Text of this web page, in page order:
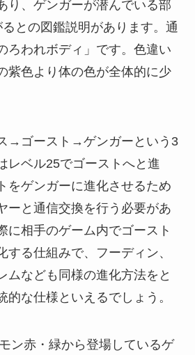
り、ゲンガーが潜んでいる部
との図鑑説明があります。通
ろわれボディ」です。色違い
紫色より体の色が全体的に少
→ゴースト→ゲンガーという3
レベル25でゴーストへと進
をゲンガーに進化させるため
ーと通信交換を行う必要があ
に相手のゲーム内でゴースト
する仕組みで、フーディン、
ムなども同様の進化方法をと
的な仕様といえるでしょう。
ン赤・緑から登場しているゲ